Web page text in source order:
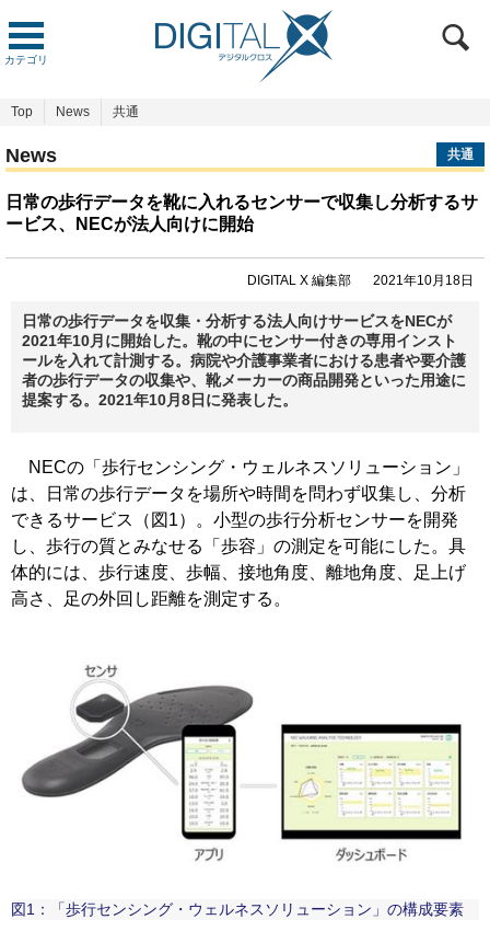
カテゴリ
Top News 共通
News 共通
日常の歩行データを靴に入れるセンサーで収集し分析するサ
ービス、NECが法人向けに開始
DIGITAL X 編集部 2021年10月18日
日常の歩行データを収集・分析する法人向けサービスをNECが
2021年10月に開始した。靴の中にセンサー付きの専用インスト
ールを入れて計測する。病院や介護事業者における患者や要介護
者の歩行データの収集や、靴メーカーの商品開発といった用途に
提案する。2021年10月8日に発表した。
NECの「歩行センシング・ウェルネスソリューション」
は、日常の歩行データを場所や時間を問わず収集し、分析
できるサービス（図1）。小型の歩行分析センサーを開発
し、歩行の質とみなせる「歩容」の測定を可能にした。具
体的には、歩行速度、歩幅、接地角度、離地角度、足上げ
高さ、足の外回し距離を測定する。
図1：「歩行センシング・ウェルネスソリューション」の構成要素